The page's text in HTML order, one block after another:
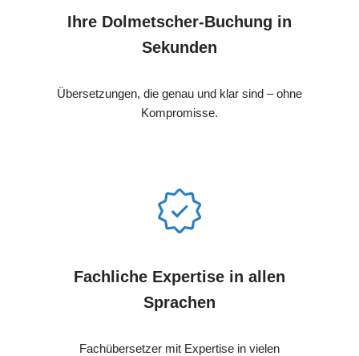
Ihre Dolmetscher-Buchung in
Sekunden
Übersetzungen, die genau und klar sind – ohne
Kompromisse.
Fachliche Expertise in allen
Sprachen
Fachübersetzer mit Expertise in vielen